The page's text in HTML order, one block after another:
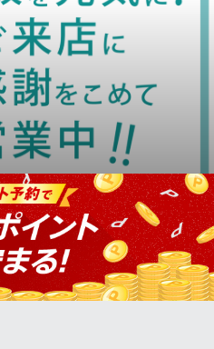
ミアム・モルツ＜樽生＞を究極
ます。神泡品質の美味いビール
い。ビール以外にもたこ焼きな
など、おいしいお酒を豊富に取
徒歩2分
目阪神ビル1F
カー登録済みなど、お客様に安
感染症対策を行ってます。 全従
待ちしております。
ッチェ本店